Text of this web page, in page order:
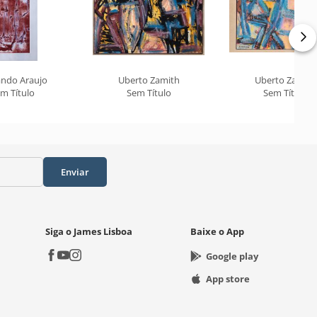
Araujo
Título
Uberto Zamith
Sem Título
Uberto Zamith
Sem Título
Enviar
Siga o James Lisboa
Baixe o App
Google play
App store